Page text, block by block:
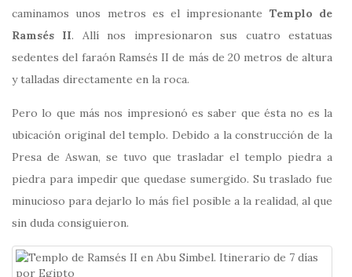
caminamos unos metros es el impresionante Templo de
Ramsés II. Allí nos impresionaron sus cuatro estatuas
sedentes del faraón Ramsés II de más de 20 metros de altura
y talladas directamente en la roca.
Pero lo que más nos impresionó es saber que ésta no es la
ubicación original del templo. Debido a la construcción de la
Presa de Aswan, se tuvo que trasladar el templo piedra a
piedra para impedir que quedase sumergido. Su traslado fue
minucioso para dejarlo lo más fiel posible a la realidad, al que
sin duda consiguieron.